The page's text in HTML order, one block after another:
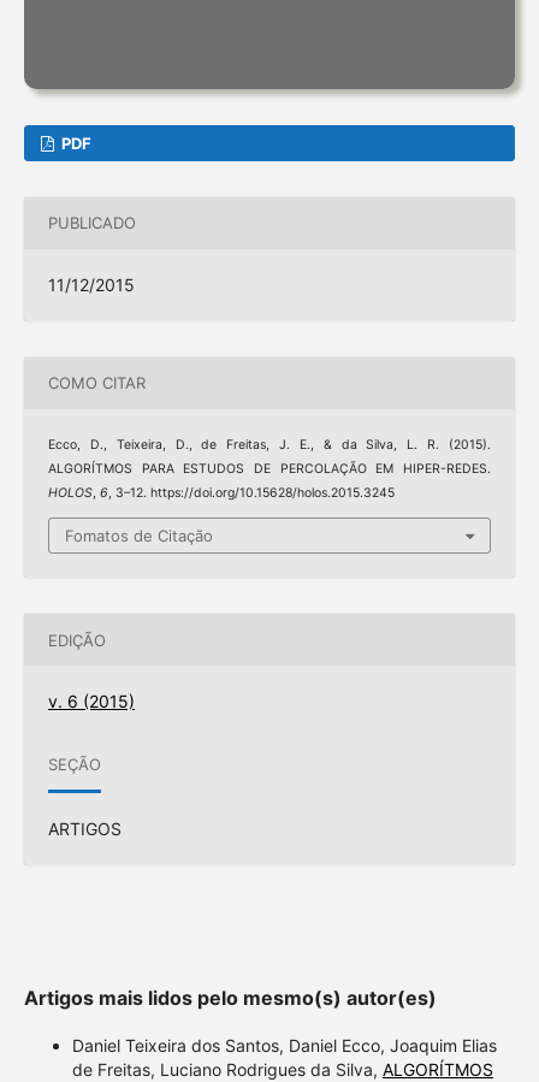
PDF
PUBLICADO
11/12/2015
COMO CITAR
Ecco, D., Teixeira, D., de Freitas, J. E., & da Silva, L. R. (2015).
ALGORÍTMOS PARA ESTUDOS DE PERCOLAÇÃO EM HIPER-REDES.
HOLOS, 6, 3–12. https://doi.org/10.15628/holos.2015.3245
Fomatos de Citação
EDIÇÃO
v. 6 (2015)
SEÇÃO
ARTIGOS
Artigos mais lidos pelo mesmo(s) autor(es)
Daniel Teixeira dos Santos, Daniel Ecco, Joaquim Elias
de Freitas, Luciano Rodrigues da Silva, ALGORÍTMOS